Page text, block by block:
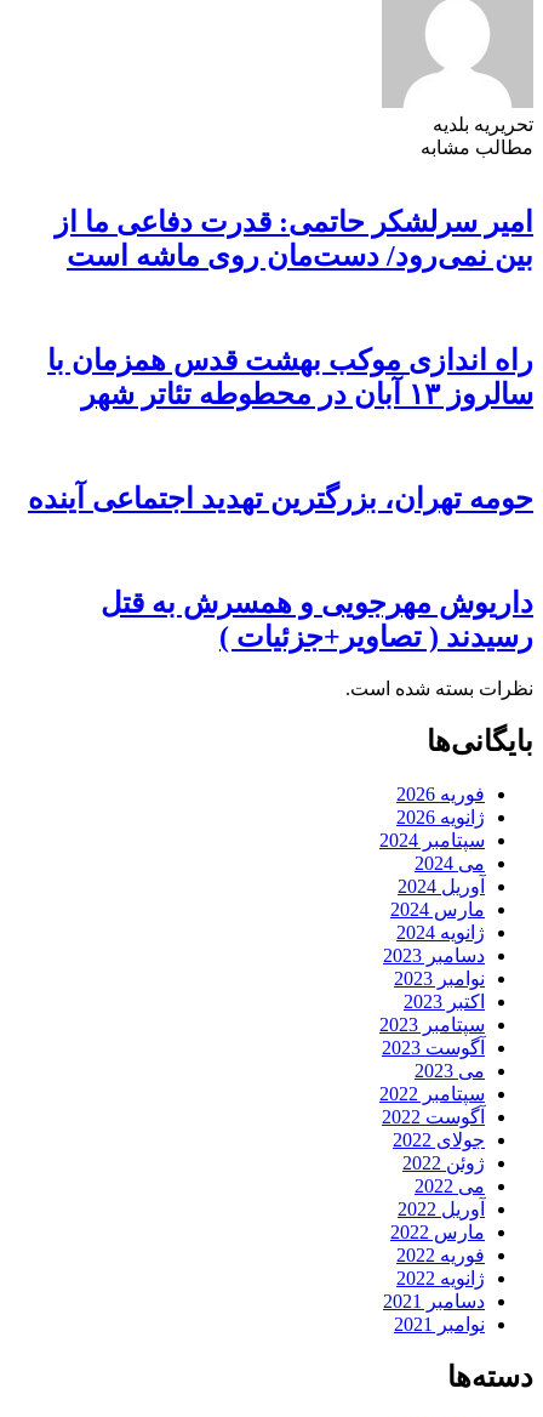
تحریریه بلدیه
مطالب مشابه
امیر سرلشکر حاتمی: قدرت دفاعی ما از
بین نمی‌رود/ دست‌مان روی ماشه است
راه اندازی موکب بهشت قدس همزمان با
سالروز ۱۳ آبان در محطوطه تئاتر شهر
حومه تهران، بزرگترین تهدید اجتماعی آینده
داریوش مهرجویی و همسرش به قتل
رسیدند ( تصاویر+جزئیات )
نظرات بسته شده است.
بایگانی‌ها
فوریه 2026
ژانویه 2026
سپتامبر 2024
می 2024
آوریل 2024
مارس 2024
ژانویه 2024
دسامبر 2023
نوامبر 2023
اکتبر 2023
سپتامبر 2023
آگوست 2023
می 2023
سپتامبر 2022
آگوست 2022
جولای 2022
ژوئن 2022
می 2022
آوریل 2022
مارس 2022
فوریه 2022
ژانویه 2022
دسامبر 2021
نوامبر 2021
دسته‌ها